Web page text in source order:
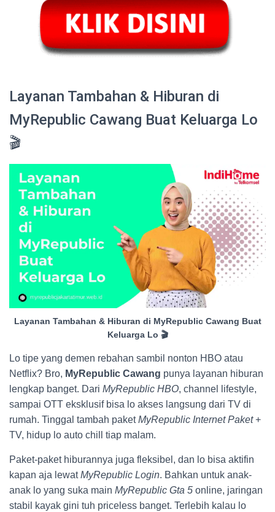
Layanan Tambahan & Hiburan di
MyRepublic Cawang Buat Keluarga Lo
🎬
Layanan Tambahan & Hiburan di MyRepublic Cawang Buat
Keluarga Lo 🎬
Lo tipe yang demen rebahan sambil nonton HBO atau
Netflix? Bro, MyRepublic Cawang punya layanan hiburan
lengkap banget. Dari MyRepublic HBO, channel lifestyle,
sampai OTT eksklusif bisa lo akses langsung dari TV di
rumah. Tinggal tambah paketMyRepublic Internet Paket+
TV, hidup lo auto chill tiap malam.
Paket-paket hiburannya juga fleksibel, dan lo bisa aktifin
kapan aja lewatMyRepublic Login. Bahkan untuk anak-
anak lo yang suka main MyRepublic Gta 5 online, jaringan
stabil kayak gini tuh priceless banget. Terlebih kalau lo